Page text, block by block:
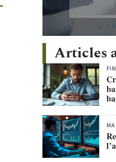
Articles